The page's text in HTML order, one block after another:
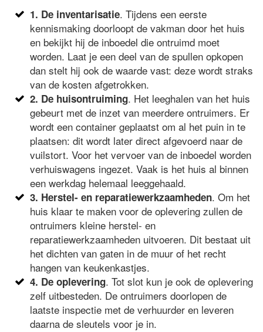
1. De inventarisatie. Tijdens een eerste
kennismaking doorloopt de vakman door het huis
en bekijkt hij de inboedel die ontruimd moet
worden. Laat je een deel van de spullen opkopen
dan stelt hij ook de waarde vast: deze wordt straks
van de kosten afgetrokken.
2. De huisontruiming. Het leeghalen van het huis
gebeurt met de inzet van meerdere ontruimers. Er
wordt een container geplaatst om al het puin in te
plaatsen: dit wordt later direct afgevoerd naar de
vuilstort. Voor het vervoer van de inboedel worden
verhuiswagens ingezet. Vaak is het huis al binnen
een werkdag helemaal leeggehaald.
3. Herstel- en reparatiewerkzaamheden. Om het
huis klaar te maken voor de oplevering zullen de
ontruimers kleine herstel- en
reparatiewerkzaamheden uitvoeren. Dit bestaat uit
het dichten van gaten in de muur of het recht
hangen van keukenkastjes.
4. De oplevering. Tot slot kun je ook de oplevering
zelf uitbesteden. De ontruimers doorlopen de
laatste inspectie met de verhuurder en leveren
daarna de sleutels voor je in.